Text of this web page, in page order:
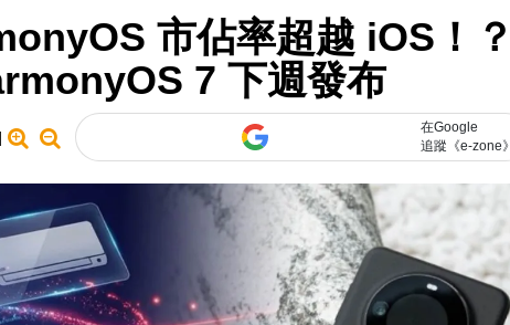
市佔率超越 iOS！？
7 下週發布
在Google
追蹤《e-zone》